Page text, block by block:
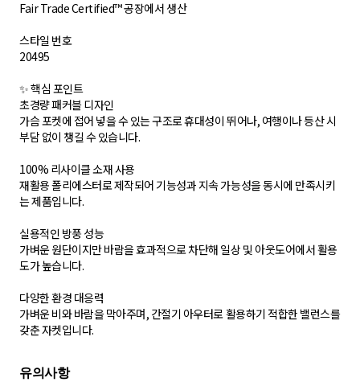
Fair Trade Certified™ 공장에서 생산
스타일 번호
20495
✨ 핵심 포인트
초경량 패커블 디자인
가슴 포켓에 접어 넣을 수 있는 구조로 휴대성이 뛰어나, 여행이나 등산 시
부담 없이 챙길 수 있습니다.
100% 리사이클 소재 사용
재활용 폴리에스터로 제작되어 기능성과 지속 가능성을 동시에 만족시키
는 제품입니다.
실용적인 방풍 성능
가벼운 원단이지만 바람을 효과적으로 차단해 일상 및 아웃도어에서 활용
도가 높습니다.
다양한 환경 대응력
가벼운 비와 바람을 막아주며, 간절기 아우터로 활용하기 적합한 밸런스를
갖춘 자켓입니다.
유의사항